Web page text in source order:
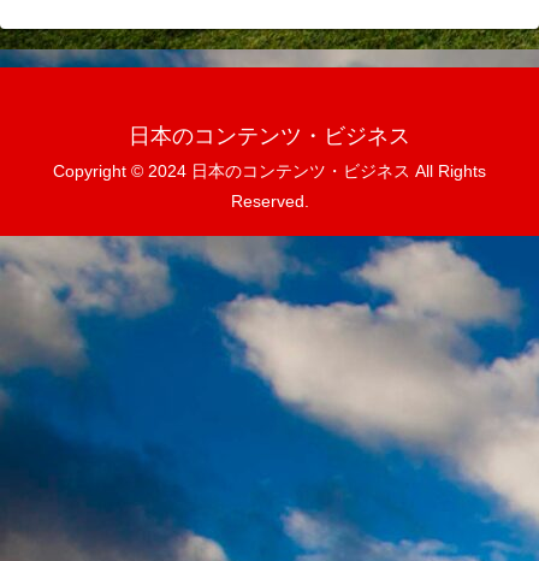
日本のコンテンツ・ビジネス
Copyright © 2024 日本のコンテンツ・ビジネス All Rights
Reserved.